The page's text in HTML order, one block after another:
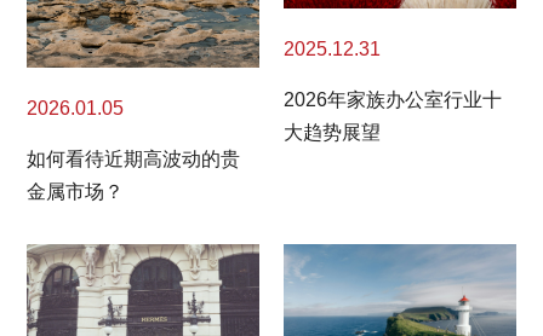
2026.01.05
如何看待近期高波动的贵
金属市场？
2025.12.31
2026年家族办公室行业十
大趋势展望